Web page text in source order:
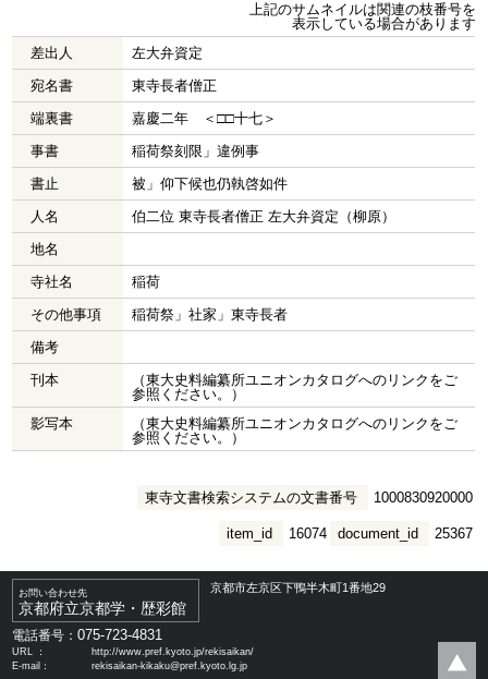
上記のサムネイルは関連の枝番号を
表示している場合があります
差出人
左大弁資定
宛名書
東寺長者僧正
端裏書
嘉慶二年 ＜□□十七＞
事書
稲荷祭刻限」違例事
書止
被」仰下候也仍執啓如件
人名
伯二位 東寺長者僧正 左大弁資定（柳原）
地名
寺社名
稲荷
その他事項
稲荷祭」社家」東寺長者
備考
刊本
（東大史料編纂所ユニオンカタログへのリンクをご
参照ください。）
影写本
（東大史料編纂所ユニオンカタログへのリンクをご
参照ください。）
東寺文書検索システムの文書番号 1000830920000
document_id 25367
item_id 16074
お問い合わせ先
京都府立京都学・歴彩館
京都市左京区下鴨半木町1番地29
電話番号：075-723-4831
URL ：
http://www.pref.kyoto.jp/rekisaikan/
E-mail：
rekisaikan-kikaku@pref.kyoto.lg.jp